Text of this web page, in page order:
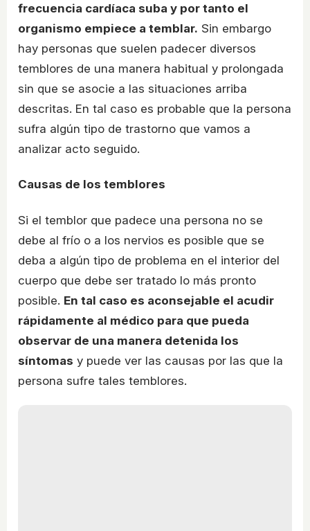
frecuencia cardíaca suba y por tanto el
organismo empiece a temblar. Sin embargo
hay personas que suelen padecer diversos
temblores de una manera habitual y prolongada
sin que se asocie a las situaciones arriba
descritas. En tal caso es probable que la persona
sufra algún tipo de trastorno que vamos a
analizar acto seguido.
Causas de los temblores
Si el temblor que padece una persona no se
debe al frío o a los nervios es posible que se
deba a algún tipo de problema en el interior del
cuerpo que debe ser tratado lo más pronto
posible. En tal caso es aconsejable el acudir
rápidamente al médico para que pueda
observar de una manera detenida los
síntomas y puede ver las causas por las que la
persona sufre tales temblores.